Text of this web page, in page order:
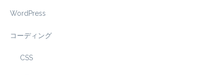
WordPress
コーディング
CSS